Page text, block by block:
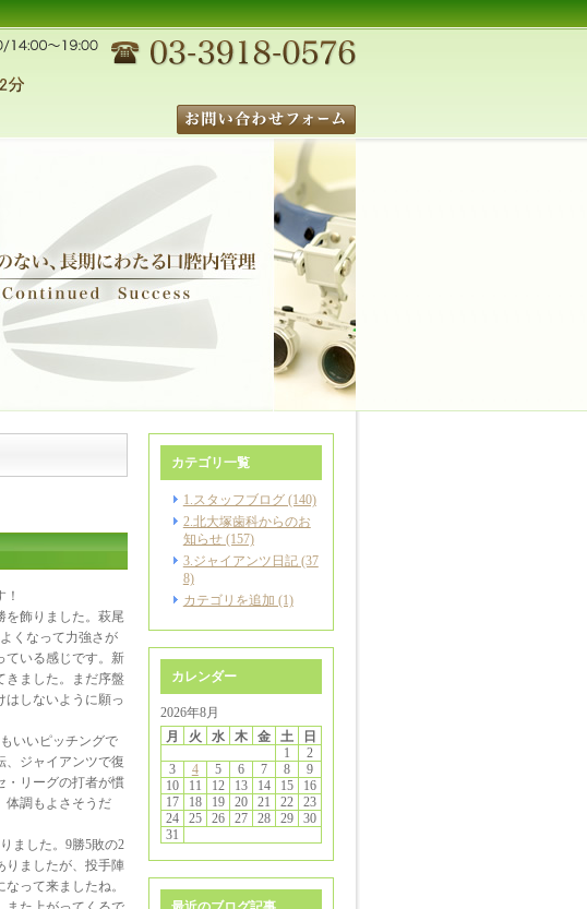
を飾りました。萩尾
くなって力強さが
ている感じです。新
きました。まだ序盤
はしないように願っ
いいピッチングで
、ジャイアンツで復
・リーグの打者が慣
体調もよさそうだ
ました。9勝5敗の2
りましたが、投手陣
って来ましたね。
カテゴリ一覧
1.スタッフブログ (140)
2.北大塚歯科からのお
知らせ (157)
3.ジャイアンツ日記 (37
8)
カテゴリを追加 (1)
カレンダー
2026年8月
月
火 水 木 金 土
日
1
2
3
4 5 6 7 8
9
10
11 12 13 14 15
16
17
18 19 20 21 22
23
24
25 26 27 28 29
30
31